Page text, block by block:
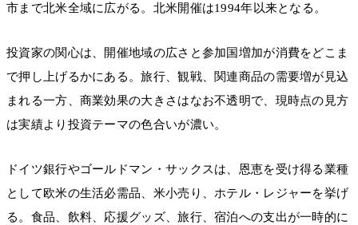
市まで北米全域に広がる。北米開催は1994年以来となる。
投資家の関心は、開催地域の広さと参加国増加が消費をどこま
で押し上げるかにある。旅行、観戦、関連商品の需要増が見込
まれる一方、商業効果の大きさはなお不透明で、現時点の見方
は実績より投資テーマの色合いが濃い。
ドイツ銀行やゴールドマン・サックスは、恩恵を受け得る業種
として欧米の生活必需品、米小売り、ホテル・レジャーを挙げ
る。食品、飲料、応援グッズ、旅行、宿泊への支出が一時的に